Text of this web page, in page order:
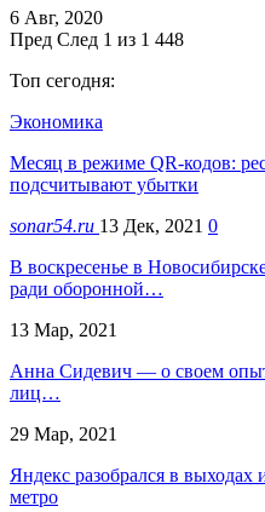
6 Авг, 2020
Пред След 1 из 1 448
Топ сегодня:
Экономика
Месяц в режиме QR-кодов:
подсчитывают убытки
sonar54.ru 13 Дек, 2021 0
В воскресенье в
ради оборонной…
13 Мар, 2021
Анна Сидевич — о своем
лиц…
29 Мар, 2021
Яндекс разобрался в выходах
метро